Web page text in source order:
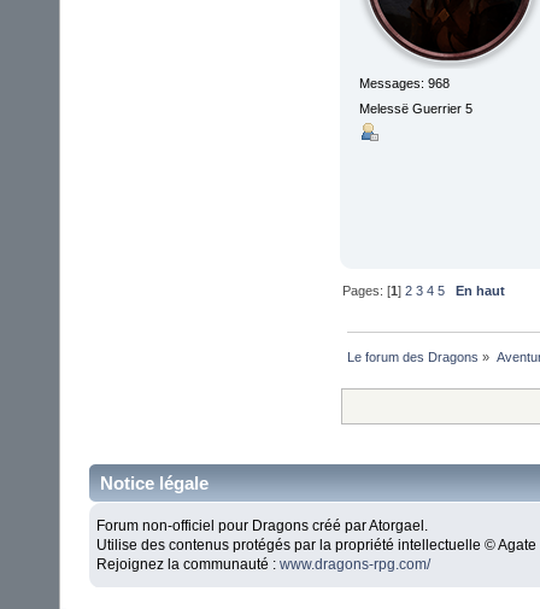
Messages: 968
Melessë Guerrier 5
Pages: [1]2 3 4 5 En haut
Le forum des Dragons »
Notice légale
Forum non-officiel pour Dragons créé par Atorgael.
Utilise des contenus protégés par la propriété intellectuelle ©
Rejoignez la communauté :www.dragons-rpg.com/